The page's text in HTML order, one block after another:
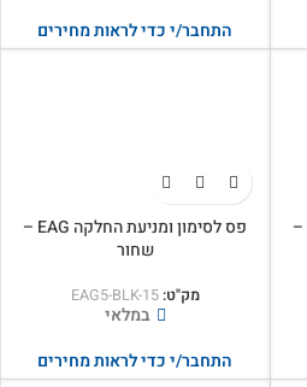
התחבר/י כדי לראות מחירים
פס לסימון ומניעת החלקה EAG –
פס לסימון ומניעת החלקה EAG –
שחור
מק"ט:EAG5-BLK-15
במלאי
התחבר/י כדי לראות מחירים